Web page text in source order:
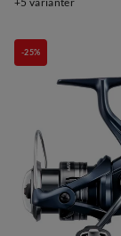
-25%